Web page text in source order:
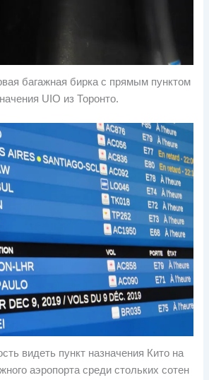
багажная бирка с прямым пунктом
UIO из Торонто.
видеть пункт назначения Кито на
аэропорта среди стольких сотен